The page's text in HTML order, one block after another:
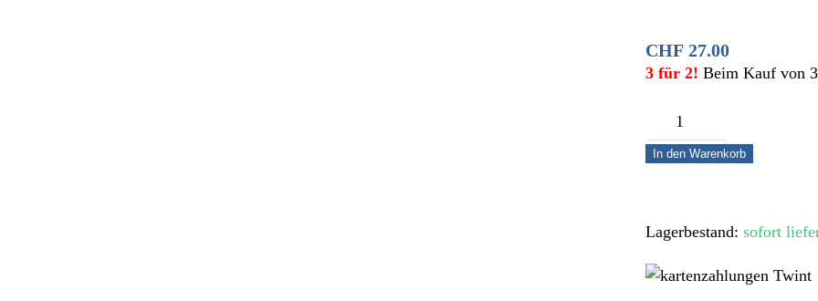
CHF 27.00
3 für 2! Beim Kauf von
B
Würfel
kniffliges
Holz-
In den Warenkorb
Lagerbestand: sofort